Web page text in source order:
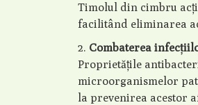
Timolul din cimbru
facilitând eliminarea
Combaterea
Proprietățile
microorganismelor
la prevenirea acestor